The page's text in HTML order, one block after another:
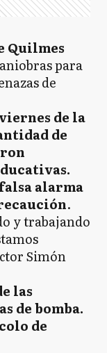
Quilmes
para
de
de la
de
alarma
caución.
y trabajando
Simón
las
de bomba.
de